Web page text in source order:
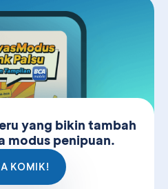
yang bikin tambah
modus penipuan.
KOMIK!